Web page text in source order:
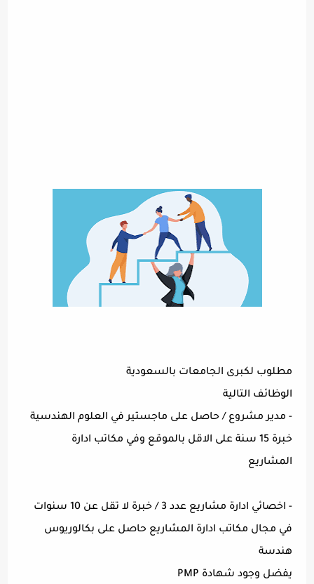
مطلوب لكبرى الجامعات بالسعودية
الوظائف التالية
- مدير مشروع / حاصل على ماجستير في العلوم الهندسية
خبرة 15 سنة على الاقل بالموقع وفي مكاتب ادارة
المشاريع
- اخصائي ادارة مشاريع عدد 3 / خبرة لا تقل عن 10 سنوات
في مجال مكاتب ادارة المشاريع حاصل على بكالوريوس
هندسة
يفضل وجود شهادة PMP